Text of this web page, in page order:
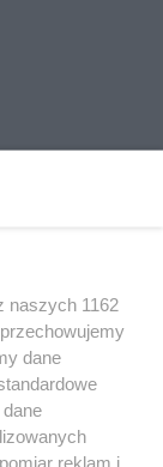
naszych 1162
dane
reklam i